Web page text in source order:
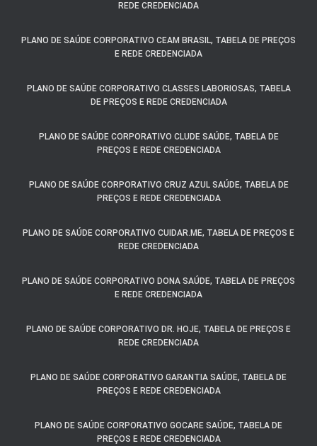
REDE CREDENCIADA
PLANO DE SAÚDE CORPORATIVO CEAM BRASIL, TABELA DE PREÇOS
E REDE CREDENCIADA
PLANO DE SAÚDE CORPORATIVO CLASSES LABORIOSAS, TABELA
DE PREÇOS E REDE CREDENCIADA
PLANO DE SAÚDE CORPORATIVO CLUDE SAÚDE, TABELA DE
PREÇOS E REDE CREDENCIADA
PLANO DE SAÚDE CORPORATIVO CRUZ AZUL SAÚDE, TABELA DE
PREÇOS E REDE CREDENCIADA
PLANO DE SAÚDE CORPORATIVO CUIDAR.ME, TABELA DE PREÇOS E
REDE CREDENCIADA
PLANO DE SAÚDE CORPORATIVO DONA SAÚDE, TABELA DE PREÇOS
E REDE CREDENCIADA
PLANO DE SAÚDE CORPORATIVO DR. HOJE, TABELA DE PREÇOS E
REDE CREDENCIADA
PLANO DE SAÚDE CORPORATIVO GARANTIA SAÚDE, TABELA DE
PREÇOS E REDE CREDENCIADA
PLANO DE SAÚDE CORPORATIVO GOCARE SAÚDE, TABELA DE
PREÇOS E REDE CREDENCIADA